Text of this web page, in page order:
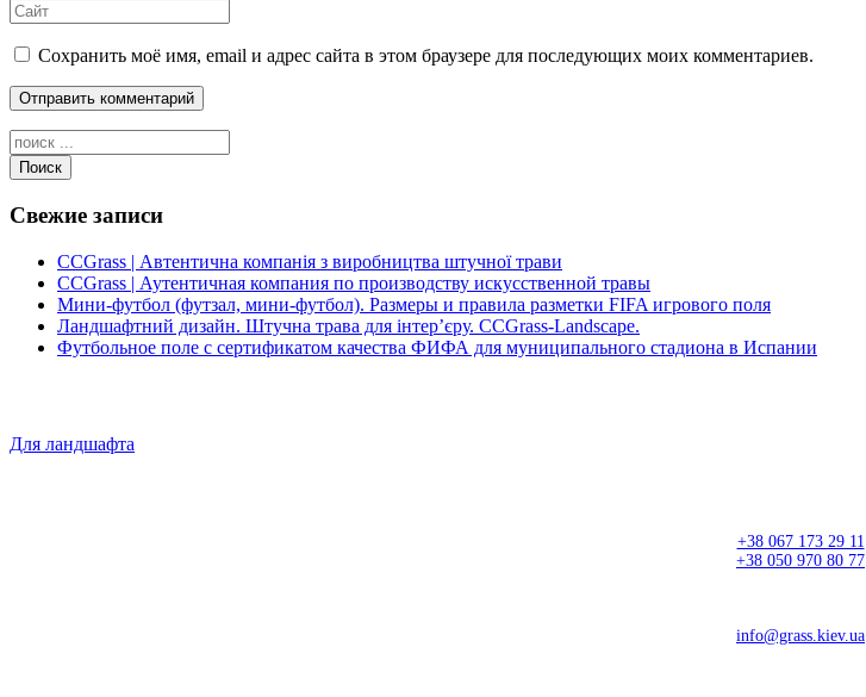
Сохранить моё имя, email и адрес сайта в этом браузере для последующих моих комментариев.
Поиск
Свежие записи
CCGrass | Автентична компанія з виробництва штучної трави
CCGrass | Аутентичная компания по производству искусственной травы
Мини-футбол (футзал, мини-футбол). Размеры и правила разметки FIFA игрового поля
Ландшафтний дизайн. Штучна трава для інтер’єру. CCGrass-Landscape.
Футбольное поле с сертификатом качества ФИФА для муниципального стадиона в Испании
Для ландшафта
+38 067 173 29 11
+38 050 970 80 77
info@grass.kiev.ua